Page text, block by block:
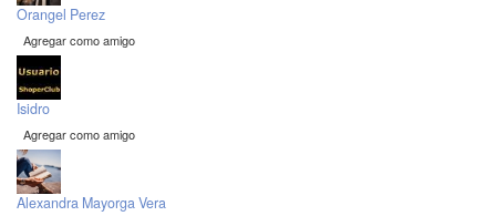
Orangel Perez
Agregar como amigo
Isidro
Agregar como amigo
Alexandra Mayorga Vera